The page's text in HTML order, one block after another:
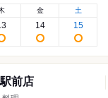
金
14
土
15
前店